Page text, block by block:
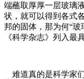
端蘸取厚厚一层玻璃
状，就可以得到各式
邦的固体，那为何“
《科学杂志》列入最
难道真的是科学家